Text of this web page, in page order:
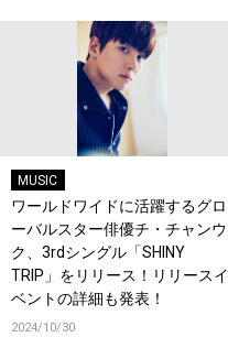
MUSIC
ワールドワイドに活躍するグロ
ーバルスター俳優チ・チャンウ
ク、3rdシングル「SHINY
TRIP」をリリース！リリースイ
ベントの詳細も発表！
2024/10/30